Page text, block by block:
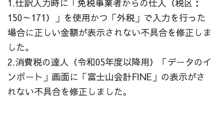
1.仕訳入力時に「免税事業者からの仕入（税区：
150～171）」を使用かつ「外税」で入力を行った
場合に正しい金額が表示されない不具合を修正しま
した。
2.消費税の達人（令和05年度以降用）「データのイ
ンポート」画面に「富士山会計FINE」の表示がさ
れない不具合を修正しました。